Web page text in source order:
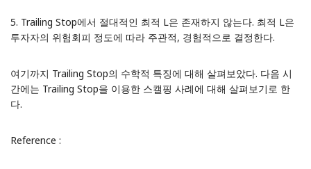
5. Trailing Stop에서 절대적인 최적 L은 존재하지 않는다. 최적 L은
투자자의 위험회피 정도에 따라 주관적, 경험적으로 결정한다.
여기까지 Trailing Stop의 수학적 특징에 대해 살펴보았다. 다음 시
간에는 Trailing Stop을 이용한 스캘핑 사례에 대해 살펴보기로 한
다.
Reference :